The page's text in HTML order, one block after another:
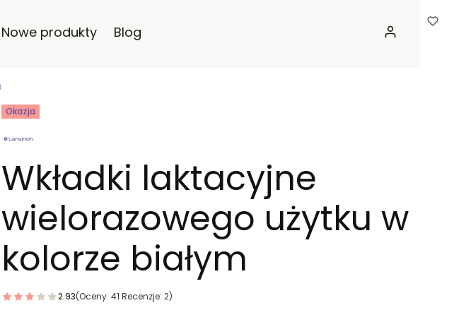
Nowe produkty Blog Zaloguj się
Tagi produktu
Okazja
Wkładki laktacyjne
wielorazowego użytku w
kolorze białym
2.93(Oceny: 41 Recenzje: 2)